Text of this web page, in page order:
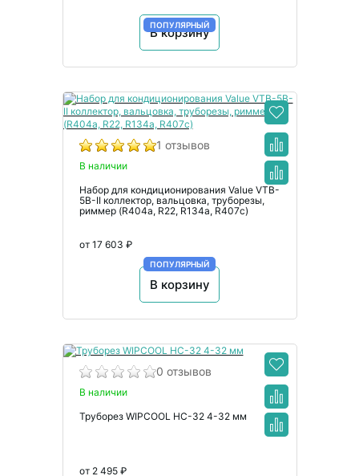
В корзину
ПОПУЛЯРНЫЙ
1 отзывов
В наличии
Набор для кондиционирования Value VTB-
5B-II коллектор, вальцовка, труборезы,
риммер (R404a, R22, R134а, R407с)
от 17 603 ₽
В корзину
ПОПУЛЯРНЫЙ
0 отзывов
В наличии
Труборез WIPCOOL HC-32 4-32 мм
от 2 495 ₽